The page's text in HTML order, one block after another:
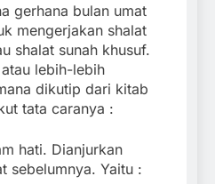
gerhana bulan umat
mengerjakan shalat
shalat sunah khusuf.
lebih-lebih
dikutip dari kitab
tata caranya :
hati. Dianjurkan
sebelumnya. Yaitu :